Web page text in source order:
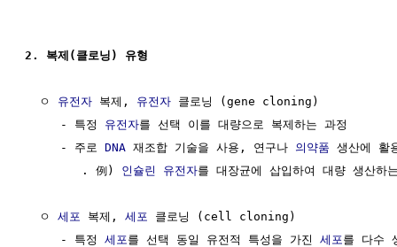
2. 복제(클로닝) 유형
  ㅇ
유전자 복제, 유전자 클로닝 (gene cloning)
     - 특정
유전자를 선택 이를 대량으로 복제하는 과정
     - 주로
DNA 재조합 기술을 사용, 연구나 의약품 생산에 활
        . 例)
인슐린 유전자를 대장균에 삽입하여 대량 생산하
  ㅇ
세포 복제, 세포 클로닝 (cell cloning)
     - 특정
세포를 선택 동일 유전적 특성을 가진 세포를 다수